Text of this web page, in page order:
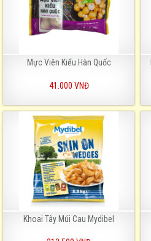
Mực Viên Kiểu Hàn Quốc
41.000 VNĐ
Khoai Tây Múi Cau Mydibel